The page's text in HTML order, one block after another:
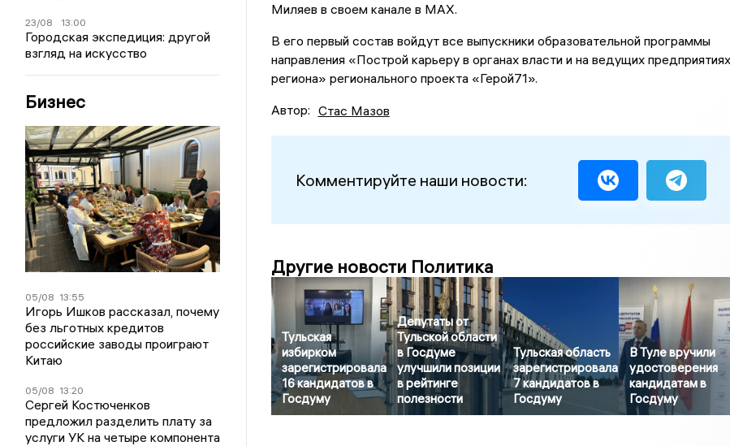
23/08 13:00
Городская экспедиция: другой
взгляд на искусство
Бизнес
05/08 13:55
Игорь Ишков рассказал, почему
без льготных кредитов
российские заводы проиграют
Китаю
05/08 13:20
Сергей Костюченков
предложил разделить плату за
услуги УК на четыре компонента
Миляев в своем канале в MAX.
В его первый состав войдут все выпускники образовательной программы
направления «Построй карьеру в органах власти и на ведущих предприятиях
региона» регионального проекта «Герой71».
Автор: Стас Мазов
Комментируйте наши новости:
Другие новости Политика
Тульская
избирком
зарегистрировала
16 кандидатов в
Госдуму
Депутаты от
Тульской области
в Госдуме
улучшили позиции
в рейтинге
полезности
Тульская область
зарегистрировала
7 кандидатов в
Госдуму
В Туле вручили
удостоверения
кандидатам в
Госдуму